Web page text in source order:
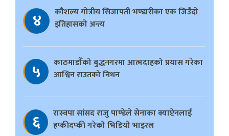
४
काैशल्य गोत्रीय सिजापती भण्डारीका एक जिउँदो
इतिहासको अन्त्य
५
काठमाडौँको बुद्धनगरमा आत्मदाहको प्रयास गरेका
आश्विन राउतको निधन
६
रास्वपा सांसद राजु पाण्डेले सेनाका क्याप्टेनलाई
हप्कीदप्की गरेको भिडियो भाइरल